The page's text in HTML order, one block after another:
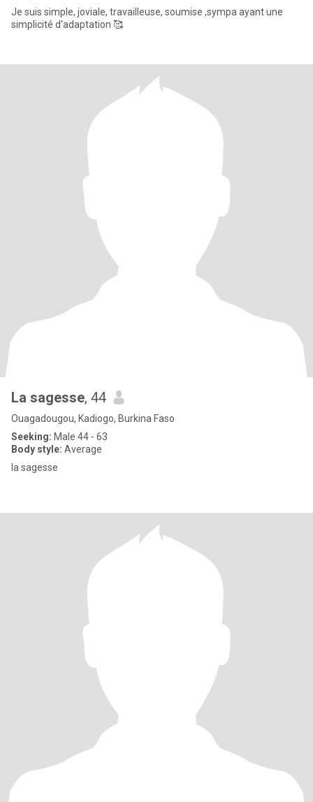
Je suis simple, joviale, travailleuse, soumise ,sympa ayant une
simplicité d'adaptation 🥰
La sagesse, 44
Ouagadougou, Kadiogo, Burkina Faso
Seeking: Male 44 - 63
Body style: Average
la sagesse